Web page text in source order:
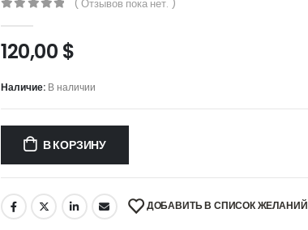
( Отзывов пока нет. )
120,00 $
Наличие: В наличии
В КОРЗИНУ
ДОБАВИТЬ В СПИСОК ЖЕЛАНИЙ